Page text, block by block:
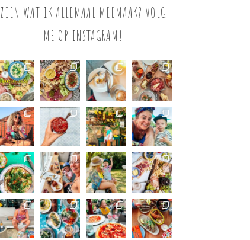
ZIEN WAT IK ALLEMAAL MEEMAAK? VOLG
ME OP INSTAGRAM!